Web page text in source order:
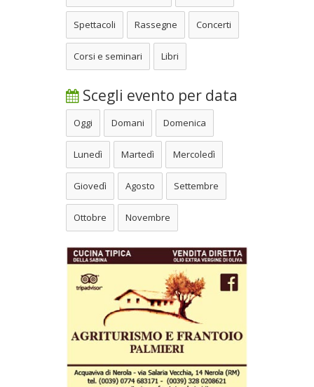
Spettacoli Rassegne Concerti
Corsi e seminari Libri
Scegli evento per data
Oggi Domani Domenica
Lunedì Martedì Mercoledì
Giovedì Agosto Settembre
Ottobre Novembre